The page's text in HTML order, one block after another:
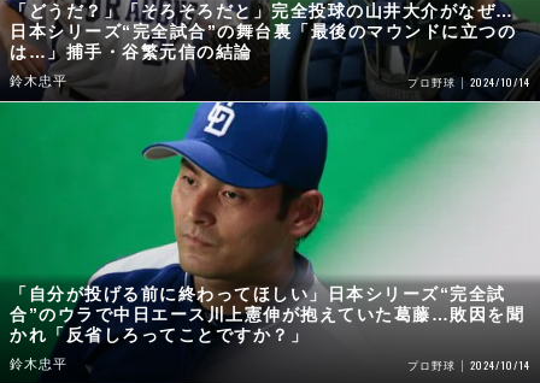
「どうだ？」「そろそろだと」完全投球の山井大介がなぜ…
日本シリーズ“完全試合”の舞台裏「最後のマウンドに立つの
は…」捕手・谷繁元信の結論
鈴木忠平 プロ野球 2024/10/14
「自分が投げる前に終わってほしい」日本シリーズ“完全試
合”のウラで中日エース川上憲伸が抱えていた葛藤…敗因を聞
かれ「反省しろってことですか？」
鈴木忠平 プロ野球 2024/10/14